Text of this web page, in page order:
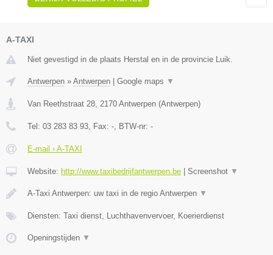
A-TAXI
Niet gevestigd in de plaats Herstal en in de provincie Luik.
Antwerpen » Antwerpen Google maps ▼
Van Reethstraat 28, 2170 Antwerpen (Antwerpen)
Tel: 03 283 83 93, Fax: -, BTW-nr: -
E-mail › A-TAXI
Website: http://www.taxibedrijfantwerpen.be Screenshot ▼
A-Taxi Antwerpen: uw taxi in de regio Antwerpen ▼
Diensten: Taxi dienst, Luchthavenvervoer, Koerierdienst
Openingstijden ▼